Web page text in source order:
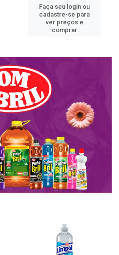
Faça seu login ou
cadastre-se para
ver preços e
comprar